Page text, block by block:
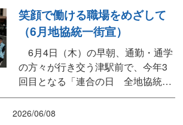
ーマに、働く私たちにとって身近で
ありながら、意外と知らない健康課
題について学びを深めました。●「更
年期」は、個人の努力...
笑顔で働ける職場をめざして
（6月地協統一街宣）
6月4日（木）の早朝、通勤・通学
の方々が行き交う津駅前で、今年3
回目となる「連合の日 全地協統一
街宣」を実施しました。6月の「男
女平等月間」に合わせ 、性別に関わ
2026/06/08